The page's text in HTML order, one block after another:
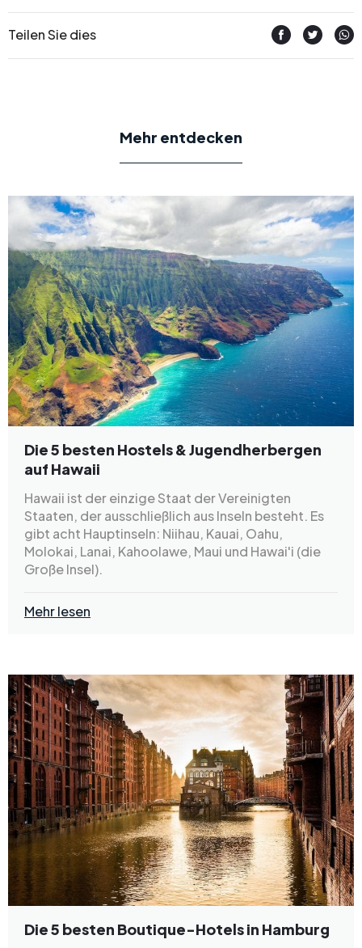
Teilen Sie dies
Mehr entdecken
Die 5 besten Hostels & Jugendherbergen
auf Hawaii
Hawaii ist der einzige Staat der Vereinigten
Staaten, der ausschließlich aus Inseln besteht. Es
gibt acht Hauptinseln: Niihau, Kauai, Oahu,
Molokai, Lanai, Kahoolawe, Maui und Hawai'i (die
Große Insel).
Mehr lesen
Die 5 besten Boutique-Hotels in Hamburg